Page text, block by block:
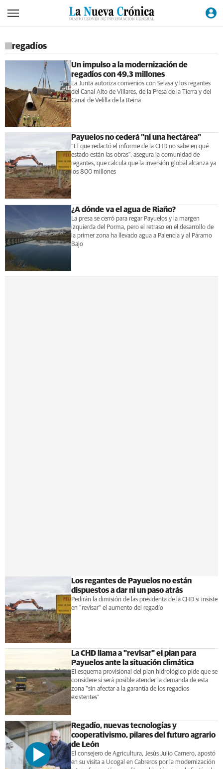
regadíos
Un impulso a la modernización de
regadíos con 49,3 millones
La Junta autoriza convenios con Seiasa y los regantes
del Canal Alto de Villares, de la Presa de la Tierra y del
Canal de Velilla de la Reina
Payuelos no cederá "ni una hectárea"
"El que redactó el informe de la CHD no sabe en qué
estado están las obras", asegura la comunidad de
regantes, que calcula que la inversión global alcanza ya
los 800 millones
¿A dónde va el agua de Riaño?
La presa se cerró para regar Payuelos y la margen
izquierda del Porma, pero el retraso en el desarrollo de
la primer zona ha llevado agua a Palencia y al Páramo
Bajo
Los regantes de Payuelos no están
dispuestos a dar ni un paso atrás
Pedirán la dimisión de las presidenta de la CHD si insiste
en "revisar" el aumento del regadío
La CHD llama a "revisar" el plan para
Payuelos ante la situación climática
El esquema provisional del plan hidrológico pide que se
considere si será posible atender la demanda de esta
zona "sin afectar a la garantía de los regadíos
existentes"
Regadío, nuevas tecnologías y
cooperativismo, pilares del futuro agrario
de León
El consejero de Agricultura, Jesús Julio Carnero, apostó
en su visita a Ucogal en Cabreros por la modernización